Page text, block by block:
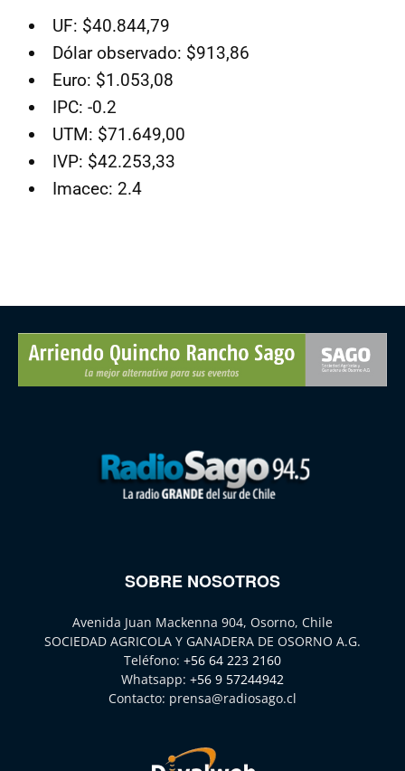
UF: $40.844,79
Dólar observado: $913,86
Euro: $1.053,08
IPC: -0.2
UTM: $71.649,00
IVP: $42.253,33
Imacec: 2.4
SOBRE NOSOTROS
Avenida Juan Mackenna 904, Osorno, Chile
SOCIEDAD AGRICOLA Y GANADERA DE OSORNO A.G.
Teléfono: +56 64 223 2160
Whatsapp: +56 9 57244942
Contacto: prensa@radiosago.cl